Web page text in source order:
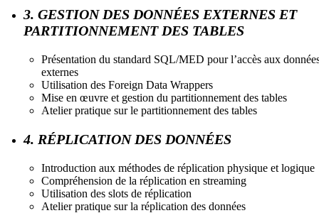
3. GESTION DES DONNÉES EXTERNES ET
PARTITIONNEMENT DES TABLES
Présentation du standard SQL/MED pour l’accès aux
externes
Utilisation des Foreign Data Wrappers
Mise en œuvre et gestion du partitionnement des tables
Atelier pratique sur le partitionnement des tables
4. RÉPLICATION DES DONNÉES
Introduction aux méthodes de réplication physique et logique
Compréhension de la réplication en streaming
Utilisation des slots de réplication
Atelier pratique sur la réplication des données